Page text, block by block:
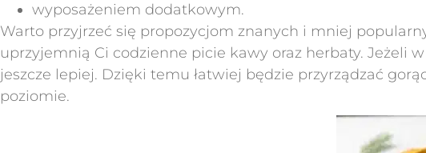
wyposażeniem dodatkowym.
Warto przyjrzeć się propozycjom znanych i mniej
uprzyjemnią Ci codzienne picie kawy oraz herbaty. Jeżeli
jeszcze lepiej. Dzięki temu łatwiej będzie przyrządzać
poziomie.